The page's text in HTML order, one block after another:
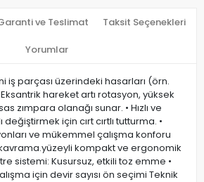
ve Teslimat Taksit Seçenekleri
Yorumlar
iş parçası üzerindeki hasarları (örn.
hareket artı rotasyon, yüksek
zımpara olanağı sunar. • Hızlı ve
değiştirmek için cırt cırtlı tutturma. •
ve mükemmel çalışma konforu
kompakt ve ergonomik
sistemi: Kusursuz, etkili toz emme •
için devir sayısı ön seçimi Teknik